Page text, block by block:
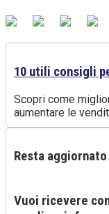
10 utili consigli
Scopri come
aumentare le
Resta
Vuoi ricevere